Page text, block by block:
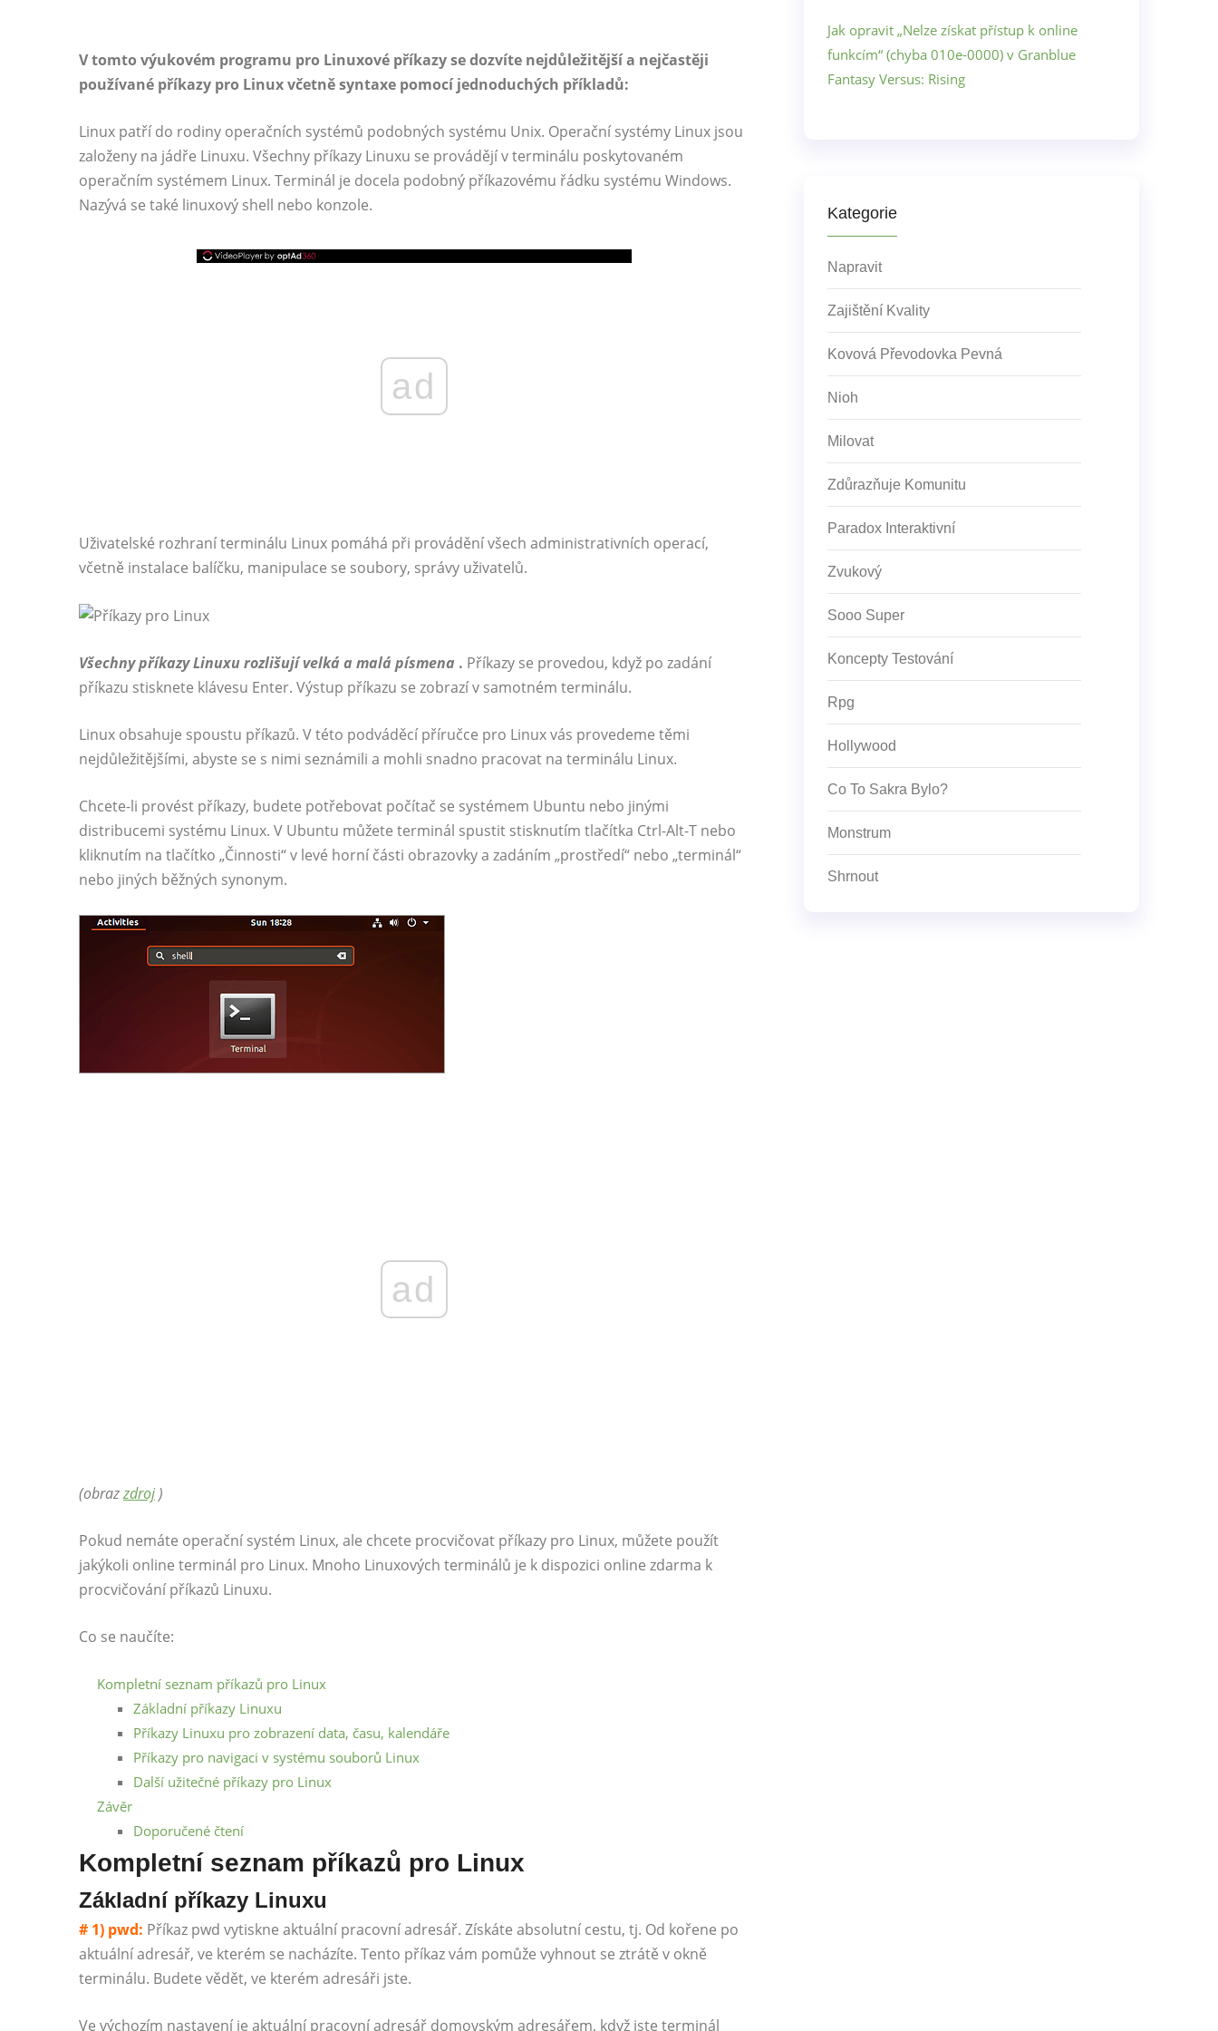
V tomto výukovém programu pro Linuxové příkazy se dozvíte nejdůležitější a nejčastěji
používané příkazy pro Linux včetně syntaxe pomocí jednoduchých příkladů:
Linux patří do rodiny operačních systémů podobných systému Unix. Operační systémy Linux jsou
založeny na jádře Linuxu. Všechny příkazy Linuxu se provádějí v terminálu poskytovaném
operačním systémem Linux. Terminál je docela podobný příkazovému řádku systému Windows.
Nazývá se také linuxový shell nebo konzole.
ad
Uživatelské rozhraní terminálu Linux pomáhá při provádění všech administrativních operací,
včetně instalace balíčku, manipulace se soubory, správy uživatelů.
Všechny příkazy Linuxu rozlišují velká a malá písmena . Příkazy se provedou, když po zadání
příkazu stisknete klávesu Enter. Výstup příkazu se zobrazí v samotném terminálu.
Linux obsahuje spoustu příkazů. V této podváděcí příručce pro Linux vás provedeme těmi
nejdůležitějšími, abyste se s nimi seznámili a mohli snadno pracovat na terminálu Linux.
Chcete-li provést příkazy, budete potřebovat počítač se systémem Ubuntu nebo jinými
distribucemi systému Linux. V Ubuntu můžete terminál spustit stisknutím tlačítka Ctrl-Alt-T nebo
kliknutím na tlačítko „Činnosti“ v levé horní části obrazovky a zadáním „prostředí“ nebo „terminál“
nebo jiných běžných synonym.
ad
(obrazzdroj)
Pokud nemáte operační systém Linux, ale chcete procvičovat příkazy pro Linux, můžete použít
jakýkoli online terminál pro Linux. Mnoho Linuxových terminálů je k dispozici online zdarma k
procvičování příkazů Linuxu.
Co se naučíte:
Kompletní seznam příkazů pro Linux
Základní příkazy Linuxu
Příkazy Linuxu pro zobrazení data, času, kalendáře
Příkazy pro navigaci v systému souborů Linux
Další užitečné příkazy pro Linux
Závěr
Doporučené čtení
Kompletní seznam příkazů pro Linux
Základní příkazy Linuxu
# 1) pwd: Příkaz pwd vytiskne aktuální pracovní adresář. Získáte absolutní cestu, tj. Od kořene po
aktuální adresář, ve kterém se nacházíte. Tento příkaz vám pomůže vyhnout se ztrátě v okně
terminálu. Budete vědět, ve kterém adresáři jste.
Ve výchozím nastavení je aktuální pracovní adresář domovským adresářem, když jste terminál
Jak opravit „Nelze získat přístup k online
funkcím“ (chyba 010e-0000) v Granblue
Fantasy Versus: Rising
Kategorie
Napravit
Zajištění Kvality
Kovová Převodovka Pevná
Nioh
Milovat
Zdůrazňuje Komunitu
Paradox Interaktivní
Zvukový
Sooo Super
Koncepty Testování
Rpg
Hollywood
Co To Sakra Bylo?
Monstrum
Shrnout